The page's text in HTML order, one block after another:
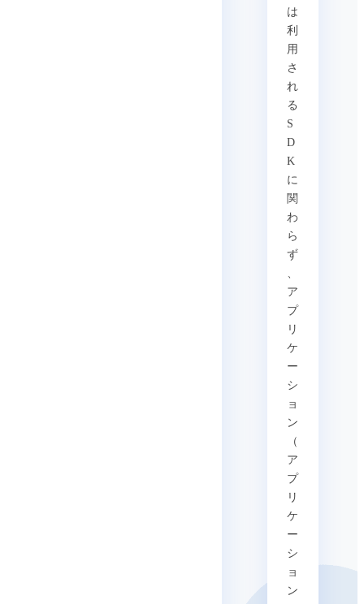
は
利
用
さ
れ
る
S
D
K
に
関
わ
ら
ず
、
ア
プ
リ
ケ
ー
シ
ョ
ン
（
ア
プ
リ
ケ
ー
シ
ョ
ン